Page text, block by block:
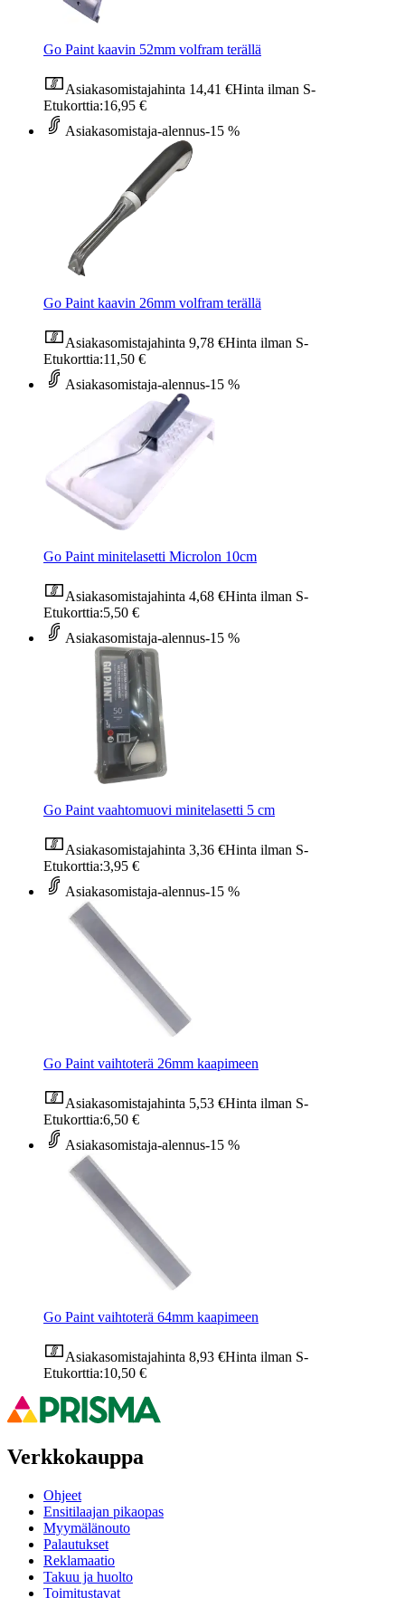
Go Paint kaavin 52mm volfram terällä
Asiakasomistajahinta 14,41 €Hinta ilman S-
Etukorttia:16,95 €
Asiakasomistaja-alennus-15 %
Go Paint kaavin 26mm volfram terällä
Asiakasomistajahinta 9,78 €Hinta ilman S-
Etukorttia:11,50 €
Asiakasomistaja-alennus-15 %
Go Paint minitelasetti Microlon 10cm
Asiakasomistajahinta 4,68 €Hinta ilman S-
Etukorttia:5,50 €
Asiakasomistaja-alennus-15 %
Go Paint vaahtomuovi minitelasetti 5 cm
Asiakasomistajahinta 3,36 €Hinta ilman S-
Etukorttia:3,95 €
Asiakasomistaja-alennus-15 %
Go Paint vaihtoterä 26mm kaapimeen
Asiakasomistajahinta 5,53 €Hinta ilman S-
Etukorttia:6,50 €
Asiakasomistaja-alennus-15 %
Go Paint vaihtoterä 64mm kaapimeen
Asiakasomistajahinta 8,93 €Hinta ilman S-
Etukorttia:10,50 €
Verkkokauppa
Ohjeet
Ensitilaajan pikaopas
Myymälänouto
Palautukset
Reklamaatio
Takuu ja huolto
Toimitustavat